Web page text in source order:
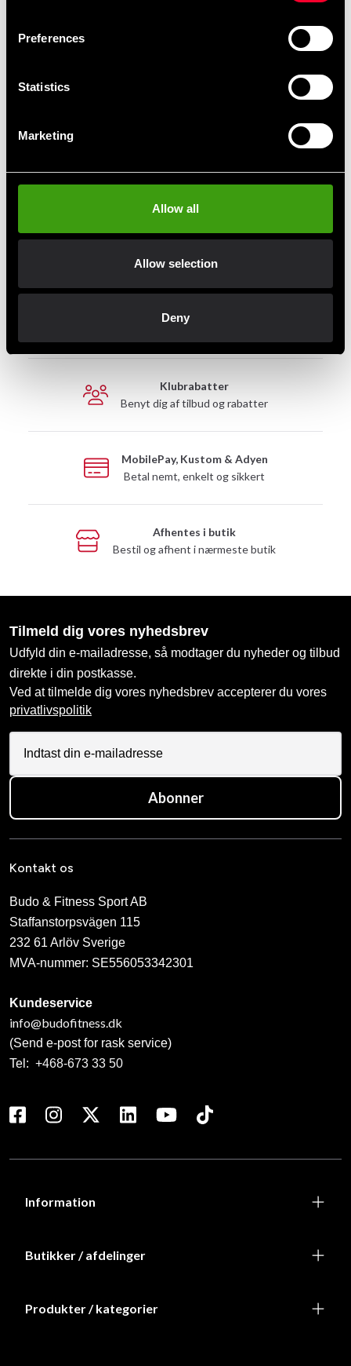
Preferences
Statistics
Marketing
Allow all
Allow selection
Deny
Syntetisk ydersål og gummiydersål med greb i
Formstøbt mellemsål i EVA
Produktfarve: Core Black / Cloud White / Core
Hurtig levering
Klubrabatter
Benyt dig af tilbud og rabatter
MobilePay, Kustom & Adyen
Betal nemt, enkelt og sikkert
Afhentes i butik
Bestil og afhent i nærmeste butik
Tilmeld dig vores nyhedsbrev
Udfyld din e-mailadresse, så modtager du nyheder og tilbud
direkte i din postkasse.
Ved at tilmelde dig vores nyhedsbrev accepterer du vores
privatlivspolitik
Abonner
Kontakt os
Budo & Fitness Sport AB
Staffanstorpsvägen 115
232 61 Arlöv Sverige
MVA-nummer: SE556053342301
Kundeservice
info@budofitness.dk
(Send e-post for rask service)
Tel: +468-673 33 50
Information
Butikker / afdelinger
Produkter / kategorier